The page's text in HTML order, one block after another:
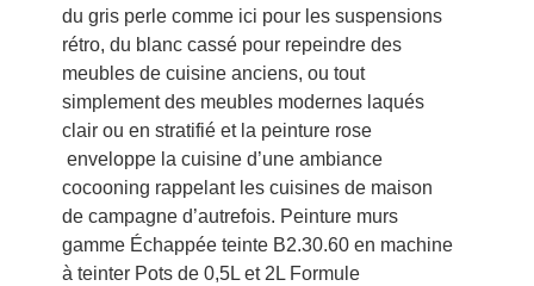
du gris perle comme ici pour les suspensions
rétro, du blanc cassé pour repeindre des
meubles de cuisine anciens, ou tout
simplement des meubles modernes laqués
clair ou en stratifié et la peinture rose
enveloppe la cuisine d’une ambiance
cocooning rappelant les cuisines de maison
de campagne d’autrefois. Peinture murs
gamme Échappée teinte B2.30.60 en machine
à teinter Pots de 0,5L et 2L Formule